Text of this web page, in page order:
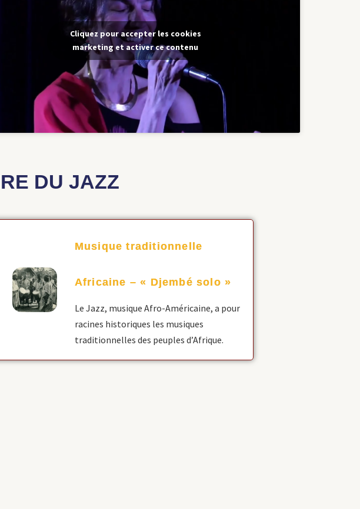
Cliquez pour accepter les cookies
marketing et activer ce contenu
DU JAZZ
Musique traditionnelle
Africaine – « Djembé solo »
Le Jazz, musique Afro-Américaine, a pour
racines historiques les musiques
traditionnelles des peuples d’Afrique.